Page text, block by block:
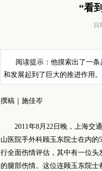
“看
日
阅读提示：他摸索出了一
和发展起到了巨大的推进作用。
撰稿｜施佳岑
2011年8月22日晚，上海交通
山医院手外科顾玉东院士在内的
行全面伤情评估，其中有一位
的腿部伤情。这位连顾玉东院士